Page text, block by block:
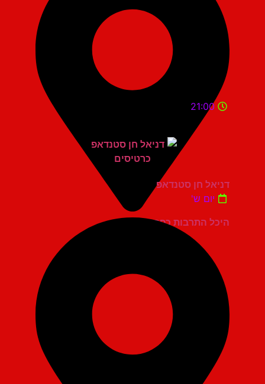
היכל התרבות כפר סבא
21:00
דניאל חן סטנדאפ
יום ש'